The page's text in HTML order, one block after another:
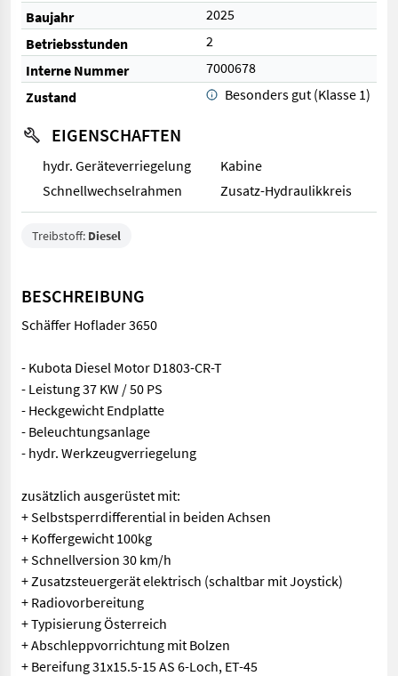
Baujahr
2025
Betriebsstunden
2
Interne Nummer
7000678
Zustand
Besonders gut (Klasse 1)
EIGENSCHAFTEN
hydr. Geräteverriegelung
Kabine
Schnellwechselrahmen
Zusatz-Hydraulikkreis
Treibstoff: Diesel
BESCHREIBUNG
Schäffer Hoflader 3650
- Kubota Diesel Motor D1803-CR-T
- Leistung 37 KW / 50 PS
- Heckgewicht Endplatte
- Beleuchtungsanlage
- hydr. Werkzeugverriegelung
zusätzlich ausgerüstet mit:
+ Selbstsperrdifferential in beiden Achsen
+ Koffergewicht 100kg
+ Schnellversion 30 km/h
+ Zusatzsteuergerät elektrisch (schaltbar mit Joystick)
+ Radiovorbereitung
+ Typisierung Österreich
+ Abschleppvorrichtung mit Bolzen
+ Bereifung 31x15.5-15 AS 6-Loch, ET-45